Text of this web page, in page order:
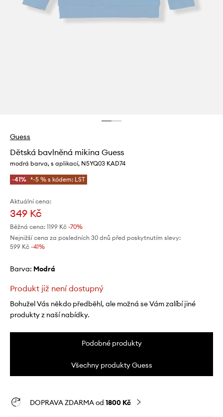
Guess
Dětská bavlněná mikina Guess
modrá barva, s aplikací, N5YQ03 KAD74
-41% *-5 % s kódem: LST
Aktuální cena:
349 Kč
Běžná cena: 1199 Kč -70%
Nejnižší cena za posledních 30 dnů před poskytnutím slevy:
599 Kč -41%
Barva: modrá
Produkt již není dostupný
Bohužel Vás někdo předběhl, ale možná se Vám zalíbí jiné
produkty z naší nabídky.
Podobné produkty
Všechny produkty Guess
DOPRAVA ZDARMA od 1800 Kč